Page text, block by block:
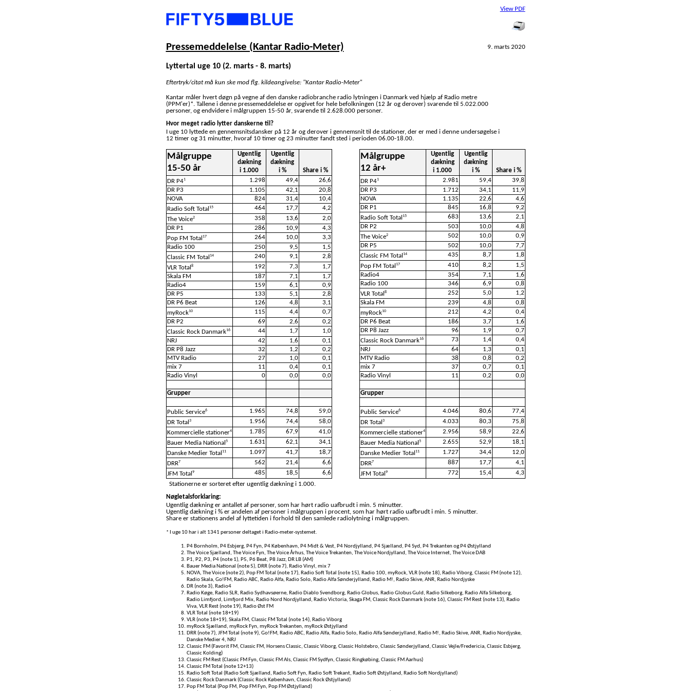
View PDF
Pressemeddelelse (Kantar Radio-Meter) 9. marts 2020
Lyttertal uge 10 (2. marts - 8. marts)
Eftertryk/citat må kun ske mod flg. kildeangivelse: "Kantar Radio-Meter"
Kantar måler hvert døgn på vegne af den danske radiobranche radio lytningen i Danmark ved hjælp af Radio metre
(PPM'er)*. Tallene i denne pressemeddelelse er opgivet for hele befolkningen (12 år og derover) svarende til 5.022.000
personer, og endvidere i målgruppen 15-50 år, svarende til 2.628.000 personer.
Hvor meget radio lytter danskerne til?
I uge 10 lyttede en gennemsnitsdansker på 12 år og derover i gennemsnit til de stationer, der er med i denne undersøgelse i
12 timer og 31 minutter, hvoraf 10 timer og 23 minutter fandt sted i perioden 06.00-18.00.
Målgruppe
15-50 år
Ugentlig
dækning
i 1.000
Ugentlig
dækning
i %
Share i %
DR P41 1.298 49,4
26,6
DR P3
1.105 42,1
20,8
NOVA
824 31,4
10,4
Radio Soft Total 15 464 17,7
4,2
The Voice2 358 13,6
2,0
DR P1
286 10,9
4,3
Pop FM Total 17 264 10,0
3,3
Radio 100
250 9,5
1,5
Classic FM Total 14 240 9,1
2,8
VLR Total 8 192 7,3
1,7
Skala FM
187 7,1
1,7
Radio4
159 6,1
0,9
DR P5
133 5,1
2,8
DR P6 Beat
126 4,8
3,1
myRock10 115 4,4
0,7
DR P2
69 2,6
0,2
Classic Rock Danmark16 44 1,7
1,0
NRJ
42 1,6
0,1
DR P8 Jazz
32 1,2
0,2
MTV Radio
27 1,0
0,1
mix 7
11 0,4
0,1
Radio Vinyl
0 0,0 0,0
Grupper
Public Service6 1.965 74,8
59,0
DR Total 3 1.956 74,4
58,0
Kommercielle stationer4 1.785 67,9
41,0
Bauer Media National 5 1.631 62,1
34,1
Danske Medier Total 11 1.097 41,7
18,7
DRR7 562 21,4
6,6
JFM Total 9 485 18,5 6,6
Målgruppe
12 år+
Ugentlig
dækning
i 1.000
Ugentlig
dækning
i %
Share i %
DR P41 2.981 59,4
39,8
DR P3
1.712 34,1
11,9
NOVA
1.135 22,6
4,6
DR P1
845 16,8
9,2
Radio Soft Total 15 683 13,6
2,1
DR P2
503 10,0
4,8
The Voice2 502 10,0
0,9
DR P5
502 10,0
7,7
Classic FM Total 14 435 8,7
1,8
Pop FM Total 17 410 8,2
1,5
Radio4
354 7,1
1,6
Radio 100
346 6,9
0,8
VLR Total 8 252 5,0
1,2
Skala FM
239 4,8
0,8
myRock10 212 4,2
0,4
DR P6 Beat
186 3,7
1,6
DR P8 Jazz
96 1,9
0,7
Classic Rock Danmark16 73 1,4
0,4
NRJ
64 1,3
0,1
MTV Radio
38 0,8
0,2
mix 7
37 0,7
0,1
Radio Vinyl
11 0,2 0,0
Grupper
Public Service6 4.046 80,6
77,4
DR Total 3 4.033 80,3
75,8
Kommercielle stationer4 2.956 58,9
22,6
Bauer Media National 5 2.655 52,9
18,1
Danske Medier Total 11 1.727 34,4
12,0
DRR7 887 17,7
4,1
JFM Total 9 772 15,4
4,3
Stationerne er sorteret efter ugentlig dækning i 1.000.
Nøgletalsforklaring:
Ugentlig dækning er antallet af personer, som har hørt radio uafbrudt i min. 5 minutter.
Ugentlig dækning i % er andelen af personer i målgruppen i procent, som har hørt radio uafbrudt i min. 5 minutter.
Share er stationens andel af lyttetiden i forhold til den samlede radiolytning i målgruppen.
* I uge 10 har i alt 1341 personer deltaget i Radio-meter-systemet.
P4 Bornholm, P4 Esbjerg, P4 Fyn, P4 København, P4 Midt & Vest, P4 Nordjylland, P4 Sjælland, P4 Syd, P4 Trekanten og P4 Østjylland
The Voice Sjælland, The Voice Fyn, The Voice Århus, The Voice Trekanten, The Voice Nordjylland, The Voice Internet, The Voice DAB
P1, P2, P3, P4 (note 1), P5, P6 Beat, P8 Jazz, DR LB (AM)
Bauer Media National (note 5), DRR (note 7), Radio Vinyl, mix 7
NOVA, The Voice (note 2), Pop FM Total (note 17), Radio Soft Total (note 15), Radio 100, myRock, VLR (note 18), Radio Viborg, Classic FM (note 12),
Radio Skala, Go!FM, Radio ABC, Radio Alfa, Radio Solo, Radio Alfa Sønderjylland, Radio M!, Radio Skive, ANR, Radio Nordjyske
DR (note 3), Radio4
Radio Køge, Radio SLR, Radio Sydhavsøerne, Radio Diablo Svendborg, Radio Globus, Radio Globus Guld, Radio Silkeborg, Radio Alfa Silkeborg,
Radio Limfjord, Limfjord Mix, Radio Nord Nordjylland, Radio Victoria, Skaga FM, Classic Rock Danmark (note 16), Classic FM Rest (note 13), Radio
Viva, VLR Rest (note 19), Radio Øst FM
VLR Total (note 18+19)
VLR (note 18+19), Skala FM, Classic FM Total (note 14), Radio Viborg
myRock Sjælland, myRock Fyn, myRock Trekanten, myRock Østjylland
DRR (note 7), JFM Total (note 9), Go!FM, Radio ABC, Radio Alfa, Radio Solo, Radio Alfa Sønderjylland, Radio M!, Radio Skive, ANR, Radio Nordjyske,
Danske Medier 4, NRJ
Classic FM (Favorit FM, Classic FM, Horsens Classic, Classic Viborg, Classic Holstebro, Classic Sønderjylland, Classic Vejle/Fredericia, Classic Esbjerg,
Classic Kolding)
Classic FM Rest (Classic FM Fyn, Classic FM Als, Classic FM Sydfyn, Classic Ringkøbing, Classic FM Aarhus)
Classic FM Total (note 12+13)
Radio Soft Total (Radio Soft Sjælland, Radio Soft Fyn, Radio Soft Trekant, Radio Soft Østjylland, Radio Soft Nordjylland)
Classic Rock Danmark (Classic Rock København, Classic Rock Østjylland)
Pop FM Total (Pop FM, Pop FM Fyn, Pop FM Østjylland)